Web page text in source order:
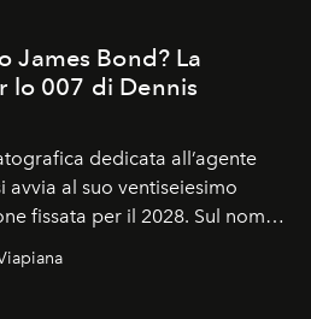
James Bond? La
lo 007 di Dennis
dedicata all’agente
avvia al suo ventiseiesimo
fissata per il 2028. Sul nome
il più assoluto riserbo.